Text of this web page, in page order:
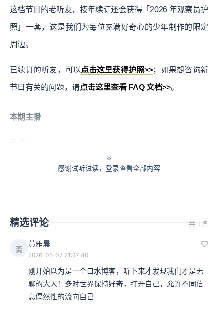
这档节目的老听友，按年续订还会获得「2026 年观察员护
照」一套，这是我们为每位充满好奇心的少年制作的限定
周边。
已续订的听友，可以 点击这里获得护照>>；如果想咨询新
节目有关的问题，请点击这里查看 FAQ 文档>>。
本期主播
一个浩大的幕后团队
后期：幸倍
宣发：Babs、beibei、KTzhou
运营：George
给「Knock Knock 世界」报选题，成为全球观察员！
感谢试听试读，登录查看全部内容
精选评论 共 1 条
黃
黃雅晨
2026-05-07 21:07:40
刚开始以为是一个口水博客，听下来才发现我们才是无
聊的大人！多对世界保持好奇，打开自己，允许不同信
息偶然性的流向自己